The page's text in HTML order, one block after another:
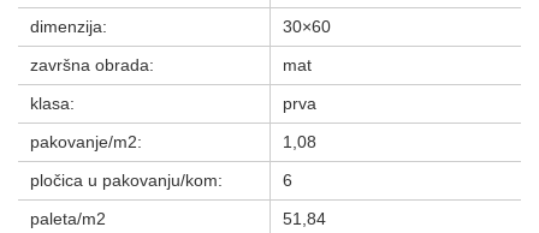
dimenzija:
30×60
završna obrada:
mat
klasa:
prva
pakovanje/m2:
1,08
pločica u pakovanju/kom:
6
paleta/m2
51,84